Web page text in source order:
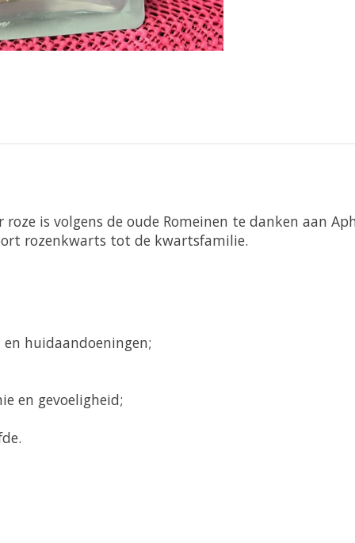
is volgens de oude Romeinen te danken aan
rozenkwarts tot de kwartsfamilie.
huidaandoeningen;
en gevoeligheid;